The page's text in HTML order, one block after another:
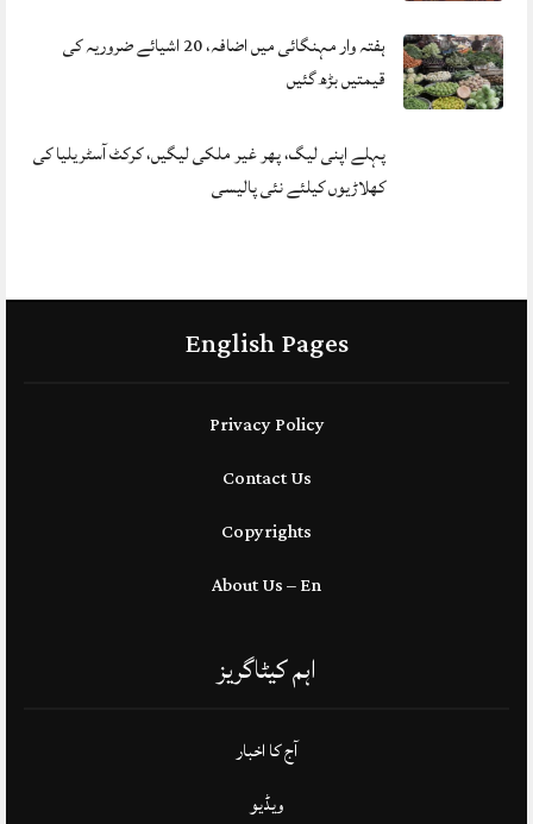
ہفتہ وار مہنگائی میں اضافہ، 20 اشیائے ضروریہ کی
قیمتیں بڑھ گئیں
پہلے اپنی لیگ، پھر غیر ملکی لیگیں، کرکٹ آسٹریلیا کی
کھلاڑیوں کیلئے نئی پالیسی
English Pages
Privacy Policy
Contact Us
Copyrights
About Us – En
اہم کیٹاگریز
آج کا اخبار
ویڈیو